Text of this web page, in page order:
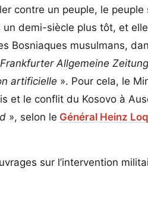
contre un peuple, le peuple
demi-siècle plus tôt, et
Bosniaques musulmans,
Frankfurter Allgemeine Zeitung
artificielle ». Pour cela, le
et le conflit du Kosovo à
», selon le Général Heinz
sur l’intervention